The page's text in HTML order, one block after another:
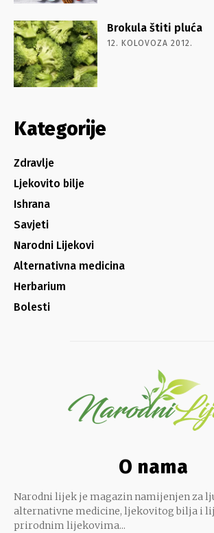
Brokula štiti pluća
12. KOLOVOZA 2012.
Kategorije
Zdravlje
Ljekovito bilje
Ishrana
Savjeti
Narodni Lijekovi
Alternativna medicina
Herbarium
Bolesti
O nama
Narodni lijek je magazin namijenjen za
alternativne medicine, ljekovitog bilja i
prirodnim lijekovima...